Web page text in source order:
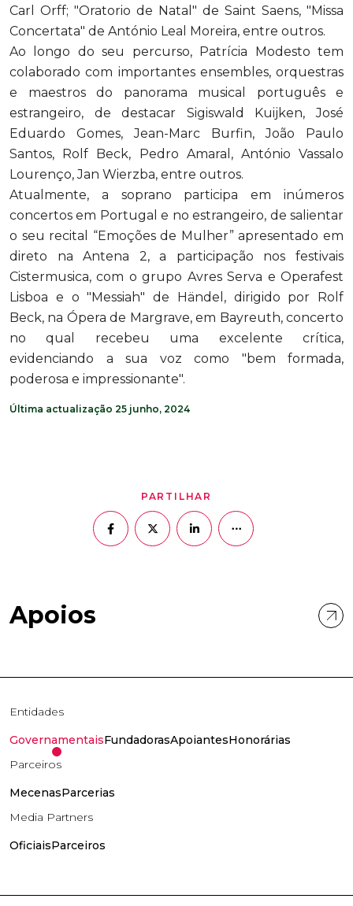
Carl Orff; "Oratorio de Natal" de Saint Saens, "Missa
Concertata" de António Leal Moreira, entre outros.
Ao longo do seu percurso, Patrícia Modesto tem
colaborado com importantes ensembles, orquestras
e maestros do panorama musical português e
estrangeiro, de destacar Sigiswald Kuijken, José
Eduardo Gomes, Jean-Marc Burfin, João Paulo
Santos, Rolf Beck, Pedro Amaral, António Vassalo
Lourenço, Jan Wierzba, entre outros.
Atualmente, a soprano participa em inúmeros
concertos em Portugal e no estrangeiro, de salientar
o seu recital “Emoções de Mulher” apresentado em
direto na Antena 2, a participação nos festivais
Cistermusica, com o grupo Avres Serva e Operafest
Lisboa e o "Messiah" de Händel, dirigido por Rolf
Beck, na Ópera de Margrave, em Bayreuth, concerto
no qual recebeu uma excelente crítica,
evidenciando a sua voz como "bem formada,
poderosa e impressionante".
Última actualização 25 junho, 2024
PARTILHAR
Apoios
Entidades
GovernamentaisFundadorasApoiantesHonorárias
Parceiros
MecenasParcerias
Media Partners
OficiaisParceiros